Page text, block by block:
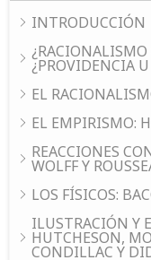
INTRODUCCIÓN
¿RACIONALISMO
¿PROVIDENCIA
EL
EL EMPIRISMO:
REACCIONES
WOLFF Y
LOS FÍSICOS:
ILUSTRACIÓN Y
HUTCHESON,
CONDILLAC Y